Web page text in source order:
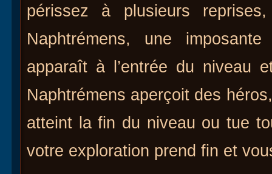
périssez à plusieurs
Naphtrémens, une
apparaît à l’entrée du niveau
Naphtrémens aperçoit des
atteint la fin du niveau ou tue
votre exploration prend fin et